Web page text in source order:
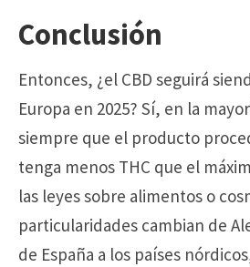
Conclusión
Entonces, ¿el CBD seguirá
Europa en 2025? Sí, en la
siempre que el producto
tenga menos THC que el
las leyes sobre alimentos o
particularidades cambian de
de España a los países